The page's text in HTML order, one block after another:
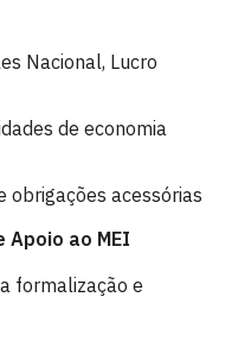
Nacional, Lucro
de economia
obrigações acessórias
Apoio ao MEI
formalização e